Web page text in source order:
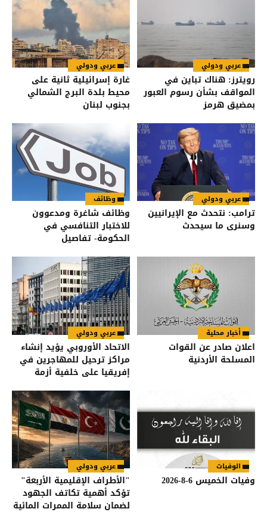
عربي ودولي
رويترز: هناك تباين في
المواقف بشأن رسوم العبور
بمضيق هرمز
عربي ودولي
غارة إسرائيلية ثانية على
محيط بلدة البرج الشمالي
بجنوب لبنان
عربي ودولي
ترامب: نتحدث مع الإيرانيين
وسنرى ما سيحدث
وظائف
وظائف شاغرة ومدعوون
للاختبار التنافسي في
الحكومة- تفاصيل
أخبار محلية
اعلان صادر عن القوات
المسلحة الأردنية
عربي ودولي
الاتحاد الأوروبي يؤيد إنشاء
مراكز ترحيل للمهاجرين في
إفريقيا على خلفية أزمة
الوفيات
وفيات الخميس 6-8-2026
عربي ودولي
"الأطراف الإقليمية الأربعة"
تؤكد أهمية تكاتف الجهود
لضمان سلامة الممرات المائية